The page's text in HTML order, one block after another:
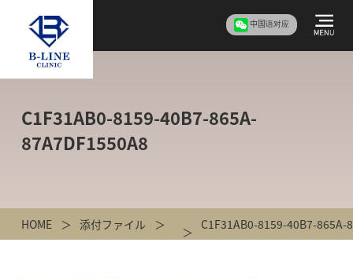
中国语对应
C1F31AB0-8159-40B7-865A-
87A7DF1550A8
HOME 添付ファイル C1F31AB0-8159-40B7-865A-